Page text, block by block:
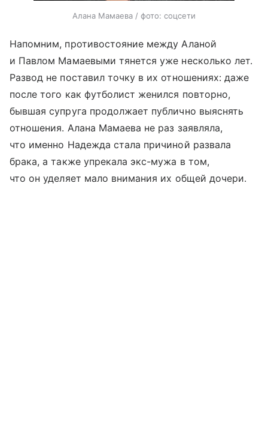
Алана Мамаева / фото: соцсети
Напомним, противостояние между Аланой
и Павлом Мамаевыми тянется уже несколько лет.
Развод не поставил точку в их отношениях: даже
после того как футболист женился повторно,
бывшая супруга продолжает публично выяснять
отношения. Алана Мамаева не раз заявляла,
что именно Надежда стала причиной развала
брака, а также упрекала экс-мужа в том,
что он уделяет мало внимания их общей дочери.